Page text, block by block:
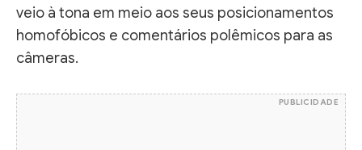
veio à tona em meio aos seus posicionamentos
homofóbicos e comentários polêmicos para as
câmeras.
PUBLICIDADE